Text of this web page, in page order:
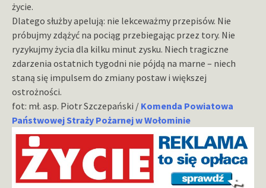
życie.
Dlatego służby apelują: nie lekceważmy przepisów. Nie
próbujmy zdążyć na pociąg przebiegając przez tory. Nie
ryzykujmy życia dla kilku minut zysku. Niech tragiczne
zdarzenia ostatnich tygodni nie pójdą na marne – niech
staną się impulsem do zmiany postaw i większej
ostrożności.
fot: mł. asp. Piotr Szczepański / Komenda Powiatowa
Państwowej Straży Pożarnej w Wołominie